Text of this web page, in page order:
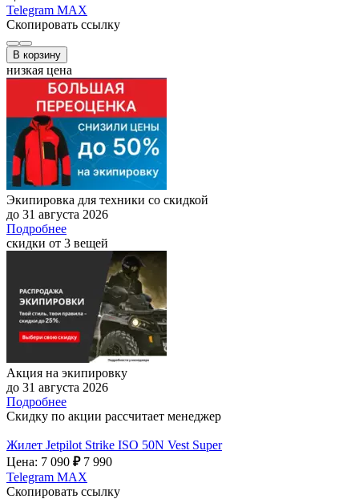
Telegram MAX
Скопировать ссылку
В корзину
низкая цена
Экипировка для техники со скидкой
до 31 августа 2026
Подробнее
скидки от 3 вещей
Акция на экипировку
до 31 августа 2026
Подробнее
Скидку по акции рассчитает менеджер
Жилет Jetpilot Strike ISO 50N Vest Super
Цена: 7 090 ₽ 7 990
Telegram MAX
Скопировать ссылку